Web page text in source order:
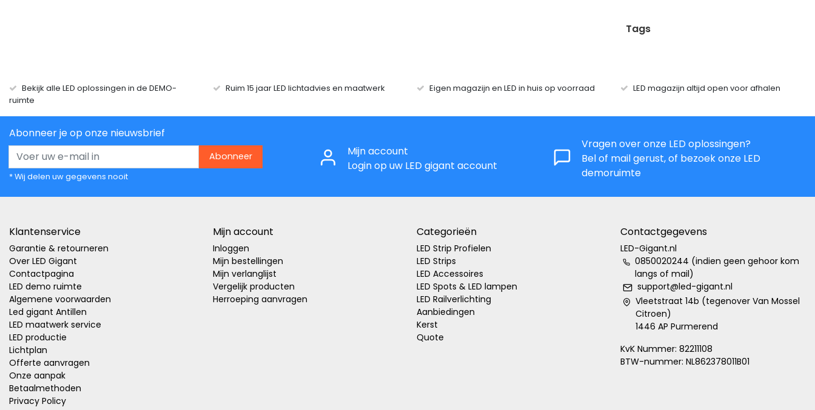
Tags
Bekijk alle LED oplossingen in de DEMO-
ruimte
Ruim 15 jaar LED lichtadvies en maatwerk Eigen magazijn en LED in huis op voorraad LED magazijn altijd open voor afhalen
Abonneer je op onze nieuwsbrief
Abonneer
* Wij delen uw gegevens nooit
Mijn account
Login op uw LED gigant account
Vragen over onze LED oplossingen?
Bel of mail gerust, of bezoek onze LED
demoruimte
Klantenservice
Garantie & retourneren
Over LED Gigant
Contactpagina
LED demo ruimte
Algemene voorwaarden
Led gigant Antillen
LED maatwerk service
LED productie
Lichtplan
Offerte aanvragen
Onze aanpak
Betaalmethoden
Privacy Policy
Mijn account
Inloggen
Mijn bestellingen
Mijn verlanglijst
Vergelijk producten
Herroeping aanvragen
Categorieën
LED Strip Profielen
LED Strips
LED Accessoires
LED Spots & LED lampen
LED Railverlichting
Aanbiedingen
Kerst
Quote
Contactgegevens
LED-Gigant.nl
0850020244 (indien geen gehoor kom
langs of mail)
support@led-gigant.nl
Vleetstraat 14b (tegenover Van Mossel
Citroen)
1446 AP Purmerend
KvK Nummer: 82211108
BTW-nummer: NL862378011B01